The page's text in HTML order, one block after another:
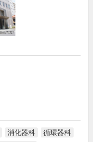
消化器科
循環器科